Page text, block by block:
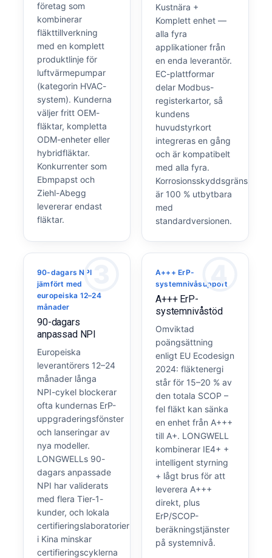
företag som
kombinerar
fläkttillverkning
med en komplett
produktlinje för
luftvärmepumpar
(kategorin HVAC-
system). Kunderna
väljer fritt OEM-
fläktar, kompletta
ODM-enheter eller
hybridfläktar.
Konkurrenter som
Ebmpapst och
Ziehl-Abegg
levererar endast
fläktar.
Kustnära +
Komplett enhet —
alla fyra
applikationer från
en enda leverantör.
EC-plattformar
delar Modbus-
registerkartor, så
kundens
huvudstyrkort
integreras en gång
och är kompatibelt
med alla fyra.
är 100 % utbytbara
med
standardversionen.
③
90-dagars NPI
jämfört med
europeiska 12–24
månader
90-dagars
anpassad NPI
Europeiska
leverantörers 12–24
månader långa
NPI-cykel blockerar
ofta kundernas ErP-
uppgraderingsfönster
och lanseringar av
nya modeller.
LONGWELLs 90-
dagars anpassade
NPI har validerats
med flera Tier-1-
kunder, och lokala
certifieringslaboratorier
i Kina minskar
certifieringscyklerna
④
A+++ ErP-
systemnivåsupport
A+++ ErP-
systemnivåstöd
Omviktad
poängsättning
enligt EU Ecodesign
2024: fläktenergi
står för 15–20 % av
den totala SCOP –
fel fläkt kan sänka
en enhet från A+++
till A+. LONGWELL
kombinerar IE4+ +
intelligent styrning
+ lågt brus för att
leverera A+++
direkt, plus
ErP/SCOP-
beräkningstjänster
på systemnivå.